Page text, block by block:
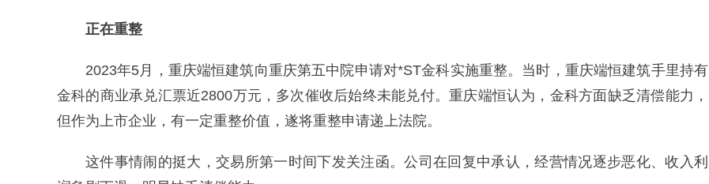
正在重整
2023年5月，重庆端恒建筑向重庆第五中院申请对*ST金科实施重整。当时，重庆端恒建筑手里持有
金科的商业承兑汇票近2800万元，多次催收后始终未能兑付。重庆端恒认为，金科方面缺乏清偿能力，
但作为上市企业，有一定重整价值，遂将重整申请递上法院。
这件事情闹的挺大，交易所第一时间下发关注函。公司在回复中承认，经营情况逐步恶化、收入利